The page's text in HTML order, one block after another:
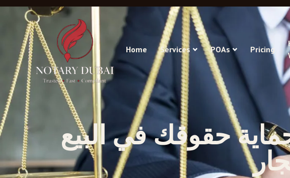
Home Services POAs Pricing
حقوقك في البيع